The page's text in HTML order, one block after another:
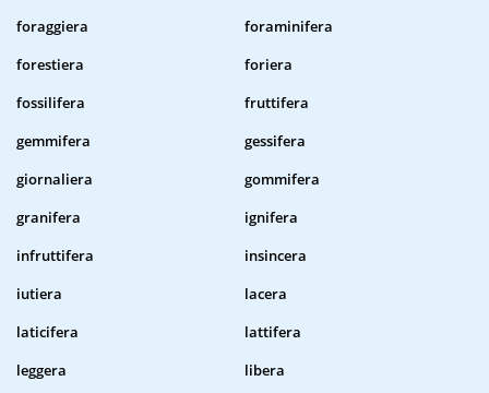
foraggiera
foraminifera
forestiera
foriera
fossilifera
fruttifera
gemmifera
gessifera
giornaliera
gommifera
granifera
ignifera
infruttifera
insincera
iutiera
lacera
laticifera
lattifera
leggera
libera